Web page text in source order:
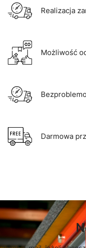
Realizacja
Możliwość
Darmowa